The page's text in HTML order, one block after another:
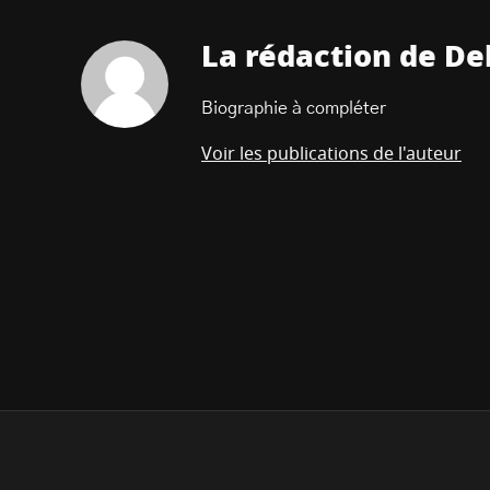
La rédaction de
Biographie à compléter
Voir les publications de l'auteur